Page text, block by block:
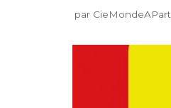
par CieMondeAPart